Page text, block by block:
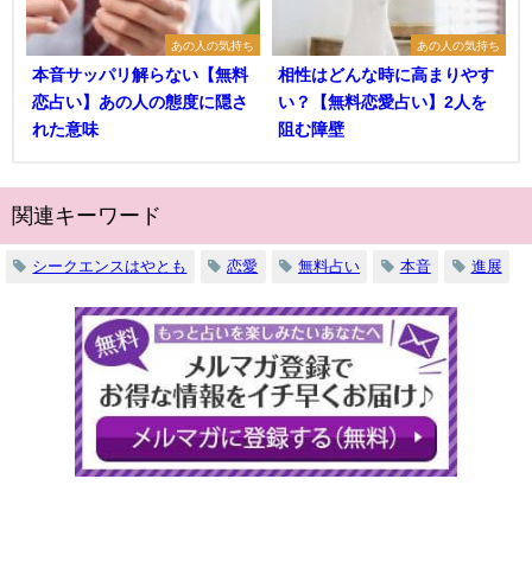
あの人の気持ち
本音サッパリ解らない【無料
恋占い】あの人の態度に隠さ
れた意味
あの人の気持ち
相性はどんな時に高まりやす
い？【無料恋愛占い】2人を
阻む障壁
関連キーワード
シークエンスはやとも 恋愛 無料占い 本音 進展